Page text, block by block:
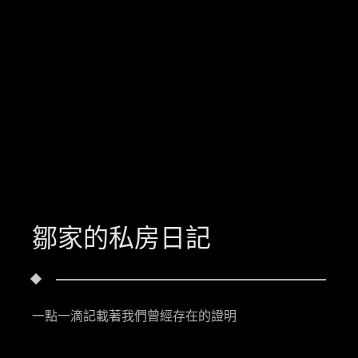
鄒家的私房日記
一點一滴記載著我們曾經存在的證明